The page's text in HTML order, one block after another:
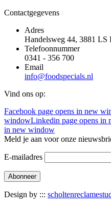
Contactgegevens
Adres
Handelsweg 44, 3881 LS
Telefoonnummer
0341 - 356 700
Email
info@foodspecials.nl
Vind ons op:
Facebook page opens in new
windowLinkedin page opens in
in new window
Meld je aan voor onze
E-mailadres
Design by :::